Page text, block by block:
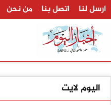
ارسل لنا اتصل بنا من نحن
اليوم لايت